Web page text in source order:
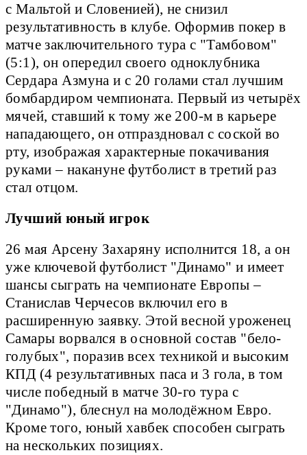
с Мальтой и Словенией), не снизил
результативность в клубе. Оформив покер в
матче заключительного тура с "Тамбовом"
(5:1), он опередил своего одноклубника
Сердара Азмуна и с 20 голами стал лучшим
бомбардиром чемпионата. Первый из четырёх
мячей, ставший к тому же 200-м в карьере
нападающего, он отпраздновал с соской во
рту, изображая характерные покачивания
руками – накануне футболист в третий раз
стал отцом.
Лучший юный игрок
26 мая Арсену Захаряну исполнится 18, а он
уже ключевой футболист "Динамо" и имеет
шансы сыграть на чемпионате Европы –
Станислав Черчесов включил его в
расширенную заявку. Этой весной уроженец
Самары ворвался в основной состав "бело-
голубых", поразив всех техникой и высоким
КПД (4 результативных паса и 3 гола, в том
числе победный в матче 30-го тура с
"Динамо"), блеснул на молодёжном Евро.
Кроме того, юный хавбек способен сыграть
на нескольких позициях.